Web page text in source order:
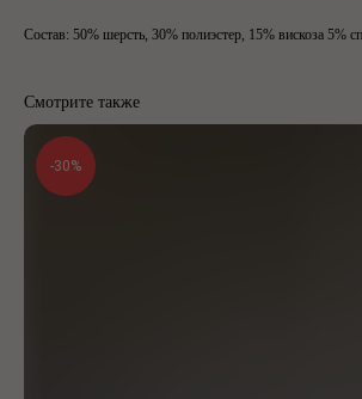
Состав: 50% шерсть, 30% полиэстер, 15% вискоза 5%
Смотрите также
-30%